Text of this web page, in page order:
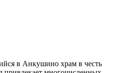
в Анкушино храм в честь